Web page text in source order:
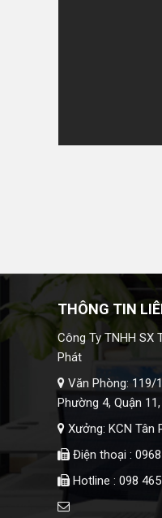
THÔNG TIN
Công Ty TNHH SX
Phát
Văn Phòng: 119/
Phường 4, Quận 11,
Xưởng: KCN Tân
Điện thoại :
Hotline : 098